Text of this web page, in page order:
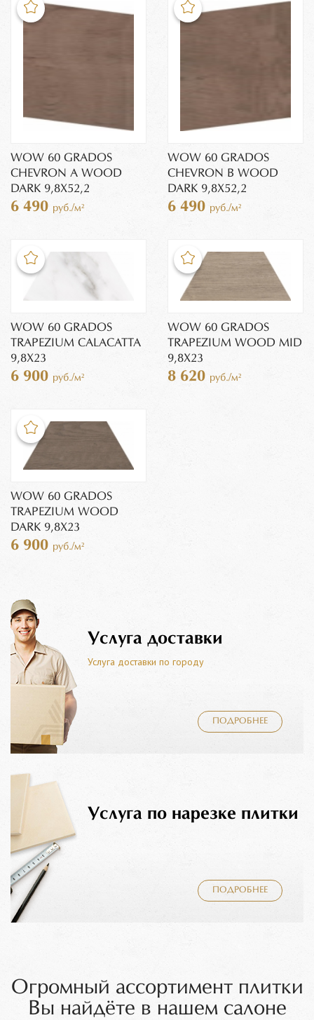
WOW 60 GRADOS
CHEVRON A WOOD
DARK 9,8X52,2
6 490 руб./м²
WOW 60 GRADOS
CHEVRON B WOOD
DARK 9,8X52,2
6 490 руб./м²
WOW 60 GRADOS
TRAPEZIUM CALACATTA
9,8X23
6 900 руб./м²
WOW 60 GRADOS
TRAPEZIUM WOOD MID
9,8X23
8 620 руб./м²
WOW 60 GRADOS
TRAPEZIUM WOOD
DARK 9,8X23
6 900 руб./м²
Услуга доставки
Услуга доставки по городу
ПОДРОБНЕЕ
Услуга по нарезке плитки
ПОДРОБНЕЕ
Огромный ассортимент плитки
Вы найдёте в нашем салоне